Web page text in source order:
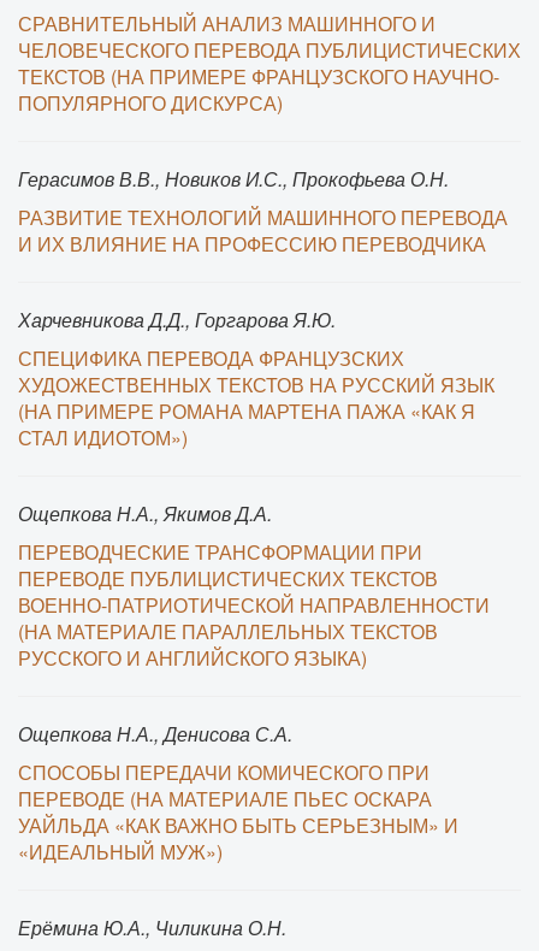
СРАВНИТЕЛЬНЫЙ АНАЛИЗ МАШИННОГО И
ЧЕЛОВЕЧЕСКОГО ПЕРЕВОДА ПУБЛИЦИСТИЧЕСКИХ
ТЕКСТОВ (НА ПРИМЕРЕ ФРАНЦУЗСКОГО НАУЧНО-
ПОПУЛЯРНОГО ДИСКУРСА)
Герасимов В.В., Новиков И.С., Прокофьева О.Н.
РАЗВИТИЕ ТЕХНОЛОГИЙ МАШИННОГО ПЕРЕВОДА
И ИХ ВЛИЯНИЕ НА ПРОФЕССИЮ ПЕРЕВОДЧИКА
Харчевникова Д.Д., Горгарова Я.Ю.
СПЕЦИФИКА ПЕРЕВОДА ФРАНЦУЗСКИХ
ХУДОЖЕСТВЕННЫХ ТЕКСТОВ НА РУССКИЙ ЯЗЫК
(НА ПРИМЕРЕ РОМАНА МАРТЕНА ПАЖА «КАК Я
СТАЛ ИДИОТОМ»)
Ощепкова Н.А., Якимов Д.А.
ПЕРЕВОДЧЕСКИЕ ТРАНСФОРМАЦИИ ПРИ
ПЕРЕВОДЕ ПУБЛИЦИСТИЧЕСКИХ ТЕКСТОВ
ВОЕННО-ПАТРИОТИЧЕСКОЙ НАПРАВЛЕННОСТИ
(НА МАТЕРИАЛЕ ПАРАЛЛЕЛЬНЫХ ТЕКСТОВ
РУССКОГО И АНГЛИЙСКОГО ЯЗЫКА)
Ощепкова Н.А., Денисова С.А.
СПОСОБЫ ПЕРЕДАЧИ КОМИЧЕСКОГО ПРИ
ПЕРЕВОДЕ (НА МАТЕРИАЛЕ ПЬЕС ОСКАРА
УАЙЛЬДА «КАК ВАЖНО БЫТЬ СЕРЬЕЗНЫМ» И
«ИДЕАЛЬНЫЙ МУЖ»)
Ерёмина Ю.А., Чиликина О.Н.